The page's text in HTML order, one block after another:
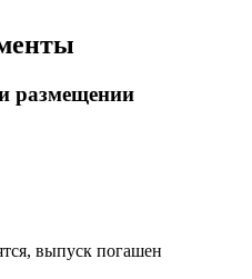
% от номинала
размещении